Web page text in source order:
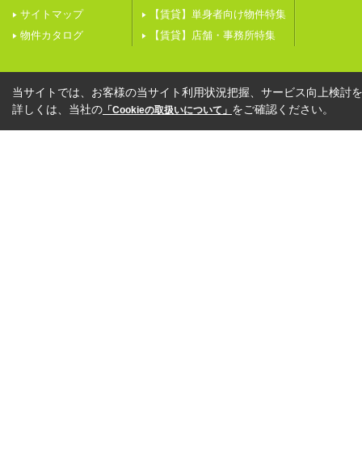
サイトマップ
物件カタログ
【賃貸】単身者向け物件特集
【賃貸】店舗・事務所特集
当サイトでは、お客様の当サイト利用状況把握、サービス向上検討
詳しくは、当社の 「Cookieの取扱いについて」 をご確認ください。